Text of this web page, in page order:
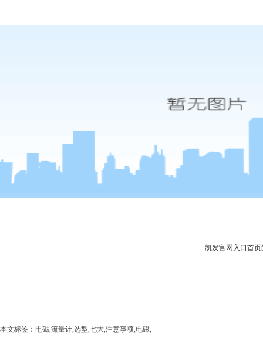
凯发官网入口首
本文标签：电磁,流量计,选型,七大,注意事项,电磁,